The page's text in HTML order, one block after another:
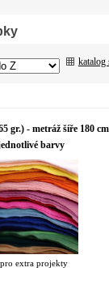
katalog
gr.) - metráž šíře 180
barvy
extra projekty